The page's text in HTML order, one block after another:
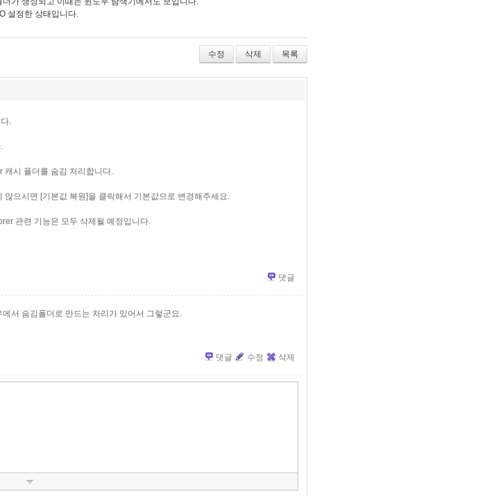
설정한 상태입니다.
수정 삭제 목록
.
캐시 폴더를 숨김 처리합니다.
않으시면 [기본값 복원]을 클릭해서 기본값으로 변경해주세요.
관련 기능은 모두 삭제될 예정입니다.
댓글
서 숨김폴더로 만드는 처리가 있어서 그렇군요.
댓글 수정 삭제
뛰